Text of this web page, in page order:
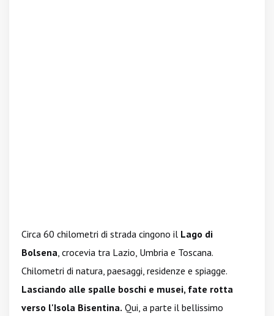
Circa 60 chilometri di strada cingono il Lago di
Bolsena, crocevia tra Lazio, Umbria e Toscana.
Chilometri di natura, paesaggi, residenze e spiagge.
Lasciando alle spalle boschi e musei, fate rotta
verso l'Isola Bisentina. Qui, a parte il bellissimo